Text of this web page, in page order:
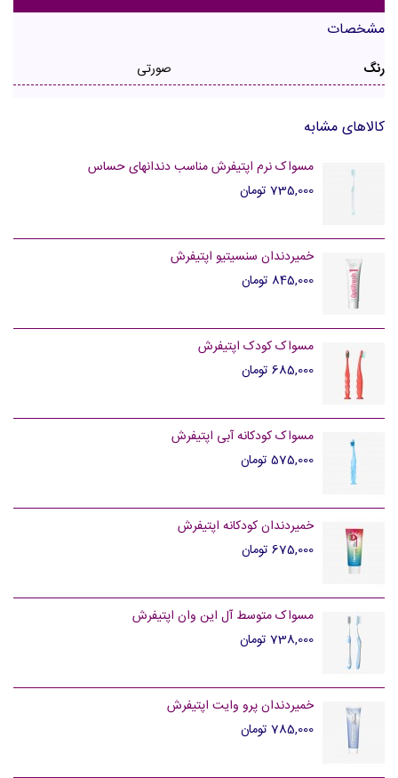
مشخصات
رنگ صورتی
کالاهای مشابه
مسواک نرم اپتیفرش مناسب دندانهای حساس
735,000 تومان
خمیردندان سنسیتیو اپتیفرش
845,000 تومان
مسواک کودک اپتیفرش
685,000 تومان
مسواک کودکانه آبی اپتیفرش
575,000 تومان
خمیردندان کودکانه اپتیفرش
675,000 تومان
مسواک متوسط آل این وان اپتیفرش
738,000 تومان
خمیردندان پرو وایت اپتیفرش
785,000 تومان